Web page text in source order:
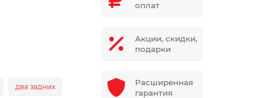
два задних
оплат
Акции, скидки,
подарки
Расширенная
гарантия